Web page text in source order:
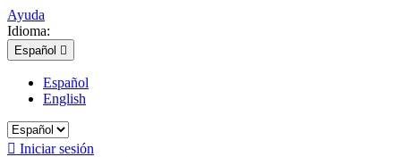
Ayuda
Idioma:
Español 
Español
English
 Iniciar sesión